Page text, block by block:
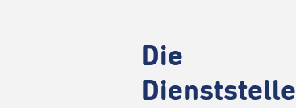
Die
Dienststelle